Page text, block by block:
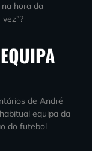
hora da
de André
equipa da
do futebol